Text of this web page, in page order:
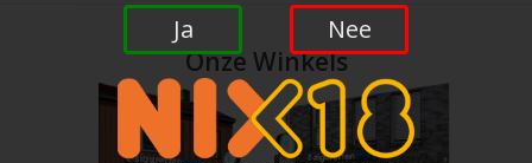
Onze Winkels
Ja Nee